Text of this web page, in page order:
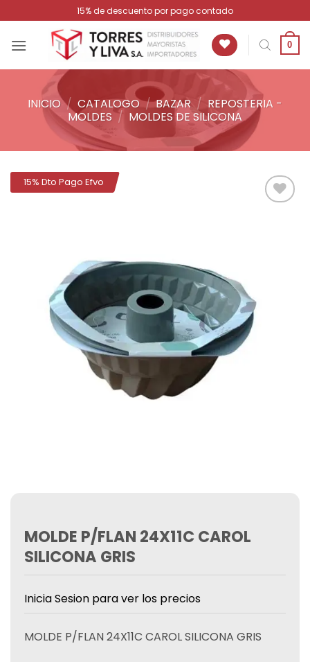
al
contenido
15% de descuento por pago contado
0
INICIO / CATALOGO / BAZAR / REPOSTERIA -
MOLDES / MOLDES DE SILICONA
15% Dto Pago Efvo
MOLDE P/FLAN 24X11C CAROL
SILICONA GRIS
Inicia Sesion para ver los precios
MOLDE P/FLAN 24X11C CAROL SILICONA GRIS